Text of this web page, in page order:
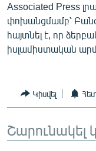
ՍՊՈՐՏ
ՏՏ ԵՒ ԻՆՏԵՐՆԵՏ
ԱՐԽԻՎ
ԲԱՆԱՎԵՃ
Associated Press
փոխանցմամբ՝
հայտնել է, որ
իսլամիստական
Կիսվել
Շարունակել